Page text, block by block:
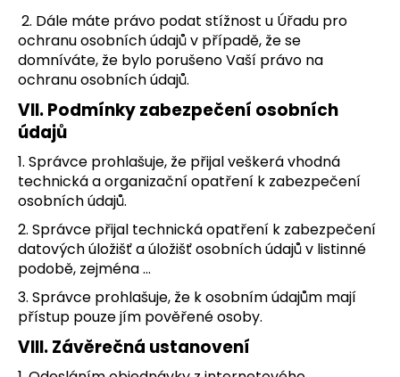
2. Dále máte právo podat stížnost u Úřadu pro
ochranu osobních údajů v případě, že se
domníváte, že bylo porušeno Vaší právo na
ochranu osobních údajů.
VII.Podmínky zabezpečení osobních
údajů
1. Správce prohlašuje, že přijal veškerá vhodná
technická a organizační opatření k zabezpečení
osobních údajů.
2. Správce přijal technická opatření k zabezpečení
datových úložišť a úložišť osobních údajů v listinné
podobě, zejména …
3. Správce prohlašuje, že k osobním údajům mají
přístup pouze jím pověřené osoby.
VIII.Závěrečná ustanovení